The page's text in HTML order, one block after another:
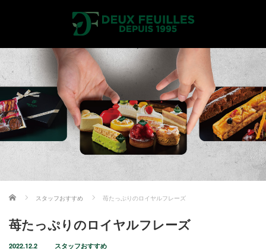
ホーム スタッフおすすめ 苺たっぷりのロイヤルフレーズ
苺たっぷりのロイヤルフレーズ
2022.12.2 スタッフおすすめ